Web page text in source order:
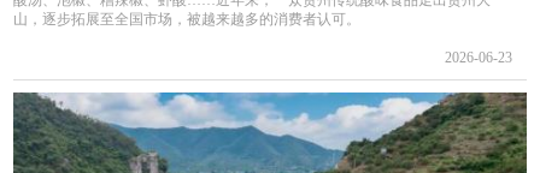
山，逐步拓展至全国市场，被越来越多的消费者认可。
2026-06-23